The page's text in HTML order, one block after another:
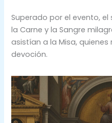
Superado por el evento,
la Carne y la Sangre
asistían a la Misa,
devoción.